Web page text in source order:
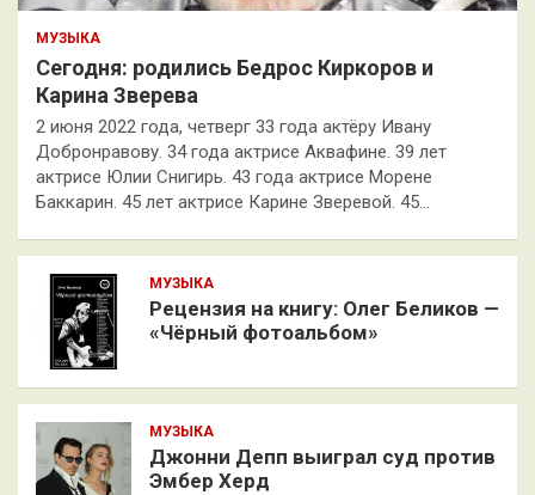
МУЗЫКА
Сегодня: родились Бедрос Киркоров и
Карина Зверева
2 июня 2022 года, четверг 33 года актёру Ивану
Добронравову. 34 года актрисе Аквафине. 39 лет
актрисе Юлии Снигирь. 43 года актрисе Морене
Баккарин. 45 лет актрисе Карине Зверевой. 45…
МУЗЫКА
Рецензия на книгу: Олег Беликов —
«Чёрный фотоальбом»
МУЗЫКА
Джонни Депп выиграл суд против
Эмбер Херд